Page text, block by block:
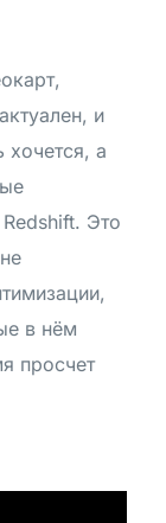
и
хочется, а
Это
в нём
просчет